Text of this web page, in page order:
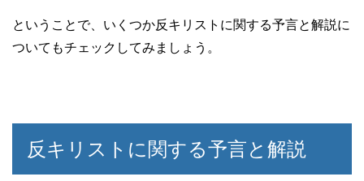
ということで、いくつか反キリストに関する予言と解説に
ついてもチェックしてみましょう。
反キリストに関する予言と解説